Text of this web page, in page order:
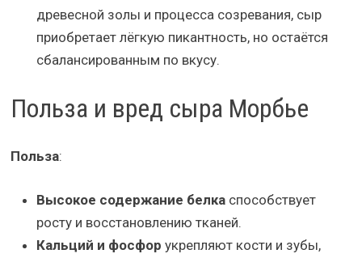
древесной золы и процесса созревания, сыр
приобретает лёгкую пикантность, но остаётся
сбалансированным по вкусу.
Польза и вред сыра Морбье
Польза:
Высокое содержание белка способствует
росту и восстановлению тканей.
Кальций и фосфор укрепляют кости и зубы,